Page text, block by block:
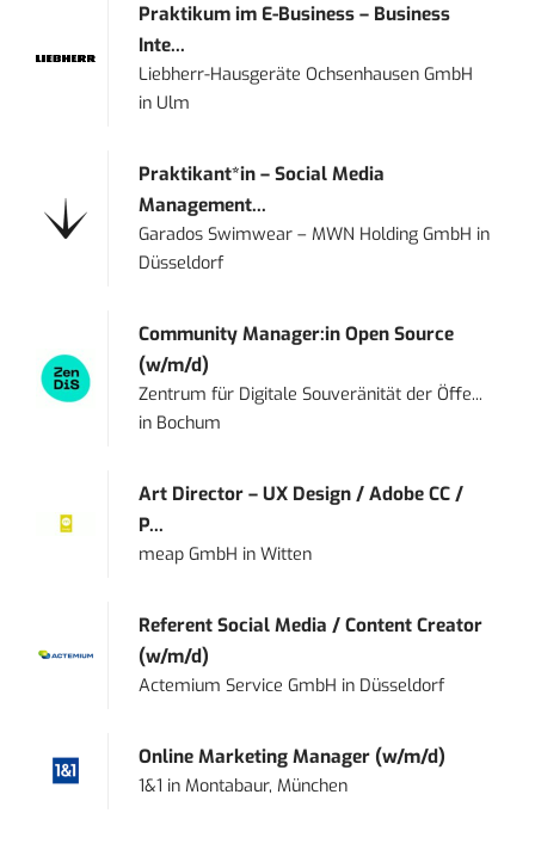
Praktikum im E-Business – Business
Inte...
Liebherr-Hausgeräte Ochsenhausen GmbH
in Ulm
Praktikant*in – Social Media
Management...
Garados Swimwear – MWN Holding GmbH in
Düsseldorf
Community Manager:in Open Source
(w/m/d)
Zentrum für Digitale Souveränität der Öffe...
in Bochum
Art Director – UX Design / Adobe CC /
P...
meap GmbH inWitten
Referent Social Media / Content Creator
(w/m/d)
Actemium Service GmbH in Düsseldorf
Online Marketing Manager (w/m/d)
1&1 inMontabaur, München